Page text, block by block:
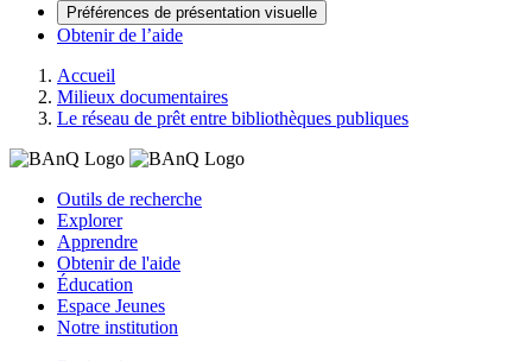
Préférences de présentation visuelle
Obtenir de l’aide
Accueil
Milieux documentaires
Le réseau de prêt entre bibliothèques publiques
Outils de recherche
Explorer
Apprendre
Obtenir de l'aide
Éducation
Espace Jeunes
Notre institution